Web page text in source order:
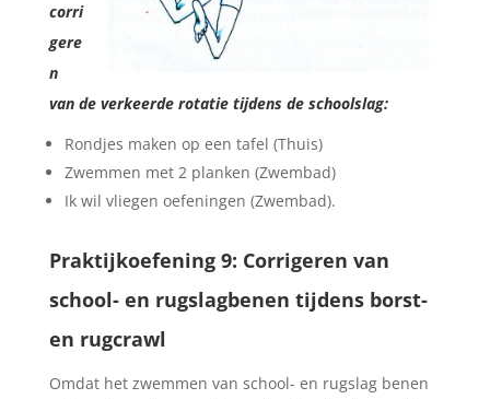
corri
gere
n
van de verkeerde rotatie tijdens de schoolslag:
Rondjes maken op een tafel (Thuis)
Zwemmen met 2 planken (Zwembad)
Ik wil vliegen oefeningen (Zwembad).
Praktijkoefening 9: Corrigeren van
school- en rugslagbenen tijdens borst-
en rugcrawl
Omdat het zwemmen van school- en rugslag benen